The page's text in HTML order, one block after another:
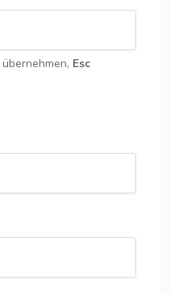
übernehmen, Esc